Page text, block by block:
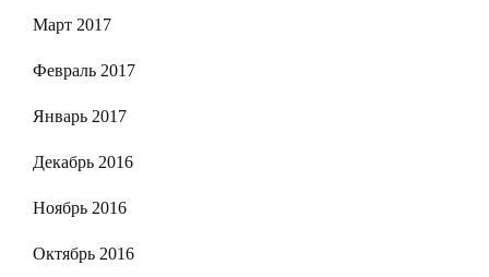
Март 2017
Февраль 2017
Январь 2017
Декабрь 2016
Ноябрь 2016
Октябрь 2016